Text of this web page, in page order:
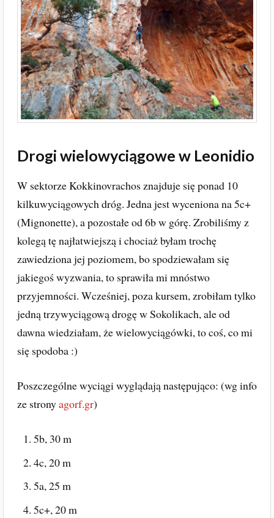
Drogi wielowyciągowe w Leonidio
W sektorze Kokkinovrachos znajduje się ponad 10
kilkuwyciągowych dróg. Jedna jest wyceniona na 5c+
(Mignonette), a pozostałe od 6b w górę. Zrobiliśmy z
kolegą tę najłatwiejszą i chociaż byłam trochę
zawiedziona jej poziomem, bo spodziewałam się
jakiegoś wyzwania, to sprawiła mi mnóstwo
przyjemności. Wcześniej, poza kursem, zrobiłam tylko
jedną trzywyciągową drogę w Sokolikach, ale od
dawna wiedziałam, że wielowyciągówki, to coś, co mi
się spodoba :)
Poszczególne wyciągi wyglądają następująco: (wg info
ze stronyagorf.gr)
5b, 30 m
4c, 20 m
5a, 25 m
5c+, 20 m